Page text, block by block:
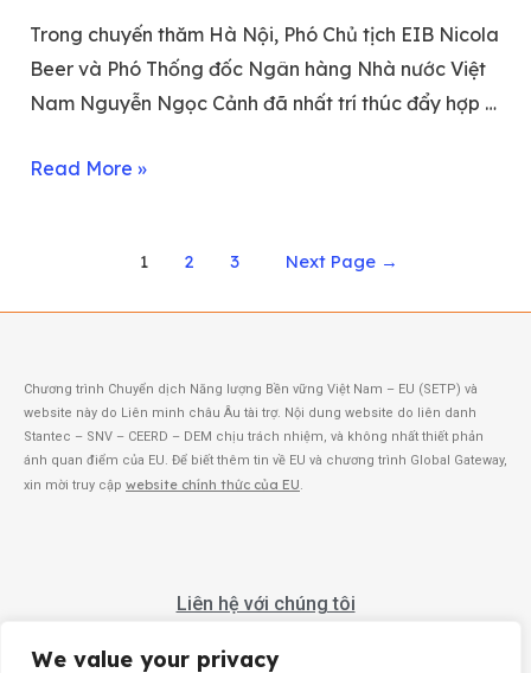
We value your privacy
Trong chuyến thăm Hà Nội, Phó Chủ tịch EIB Nicola
Beer và Phó Thống đốc Ngân hàng Nhà nước Việt
Nam Nguyễn Ngọc Cảnh đã nhất trí thúc đẩy hợp …
Read More »
1 2 3 Next Page →
Chương trình Chuyển dịch Năng lượng Bền vững Việt Nam – EU (SETP) và
website này do Liên minh châu Âu tài trợ. Nội dung website do liên danh
Stantec – SNV – CEERD – DEM chịu trách nhiệm, và không nhất thiết phản
ánh quan điểm của EU. Để biết thêm tin về EU và chương trình Global Gateway,
xin mời truy cập website chính thức của EU.
Liên hệ với chúng tôi